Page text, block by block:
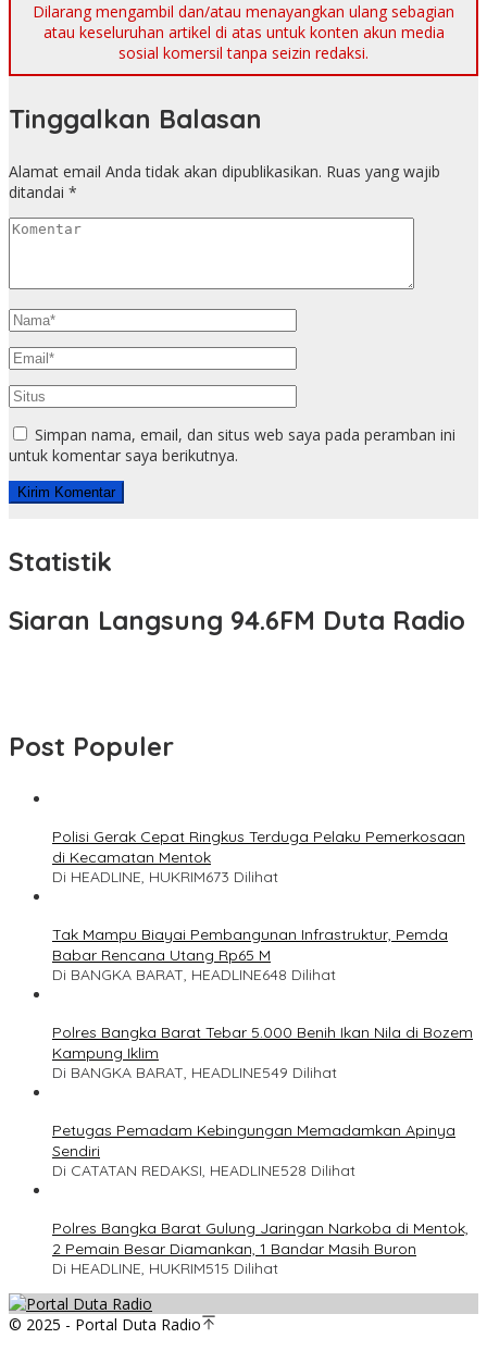
Dilarang mengambil dan/atau menayangkan ulang sebagian
atau keseluruhan artikel di atas untuk konten akun media
sosial komersil tanpa seizin redaksi.
Tinggalkan Balasan
Alamat email Anda tidak akan dipublikasikan. Ruas yang wajib
ditandai *
Simpan nama, email, dan situs web saya pada peramban ini
untuk komentar saya berikutnya.
Statistik
Siaran Langsung 94.6FM Duta Radio
Post Populer
Polisi Gerak Cepat Ringkus Terduga Pelaku Pemerkosaan
di Kecamatan Mentok
Di HEADLINE, HUKRIM673 Dilihat
Tak Mampu Biayai Pembangunan Infrastruktur, Pemda
Babar Rencana Utang Rp65 M
Di BANGKA BARAT, HEADLINE648 Dilihat
Polres Bangka Barat Tebar 5.000 Benih Ikan Nila di Bozem
Kampung Iklim
Di BANGKA BARAT, HEADLINE549 Dilihat
Petugas Pemadam Kebingungan Memadamkan Apinya
Sendiri
Di CATATAN REDAKSI, HEADLINE528 Dilihat
Polres Bangka Barat Gulung Jaringan Narkoba di Mentok,
2 Pemain Besar Diamankan, 1 Bandar Masih Buron
Di HEADLINE, HUKRIM515 Dilihat
© 2025 - Portal Duta Radio